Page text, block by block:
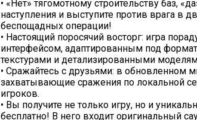
• «Нет» тягомотному строительству баз,
наступления и выступите против врага в
беспощадных операции!
• Настоящий поросячий восторг: игра
интерфейсом, адаптированным под
текстурами и детализированными
• Сражайтесь с друзьями: в обновленном
захватывающие сражения по локальной
игроков.
• Вы получите не только игру, но и
бесплатно! В него входит оригинальный